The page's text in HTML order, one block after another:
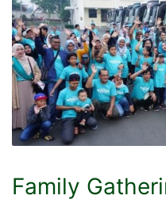
Family